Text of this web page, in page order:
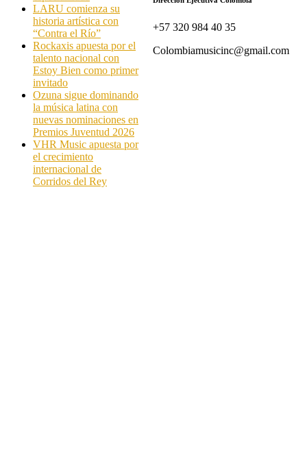
LARU comienza su
historia artística con
“Contra el Río”
Rockaxis apuesta por el
talento nacional con
Estoy Bien como primer
invitado
Ozuna sigue dominando
la música latina con
nuevas nominaciones en
Premios Juventud 2026
VHR Music apuesta por
el crecimiento
internacional de
Corridos del Rey
+57 320 984 40 35
Colombiamusicinc@gmail.com